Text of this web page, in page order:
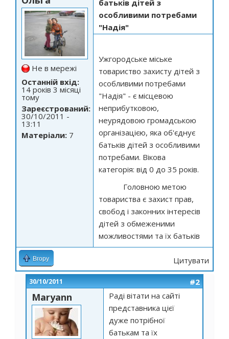
Не в мережі
Останній вхід:
14 років 3 місяці
тому
Зареєстрований:
30/10/2011 -
13:11
Матеріали: 7
батьків дітей з
особливими потребами
"Надія"
Ужгородське міське
товариство захисту дітей з
особливими потребами
"Надія" - є місцевою
неприбутковою,
неурядовою громадською
організацією, яка об'єднує
батьків дітей з особливими
потребами. Вікова
категорія: від 0 до 35 років.
Головною метою
товариства є захист прав,
свобод і законних інтересів
дітей з обмеженими
можливостями та їх батьків
Вгору Цитувати
30/10/2011 #2
Maryann
Раді вітати на сайті
представника цієї
дуже потрібної
батькам та їх